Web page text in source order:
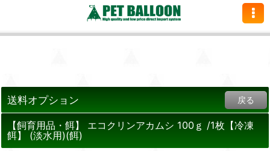
送料オプション 戻る
【飼育用品・餌】 エコクリンアカムシ 100ｇ /1枚【冷凍
餌】 (淡水用)(餌)